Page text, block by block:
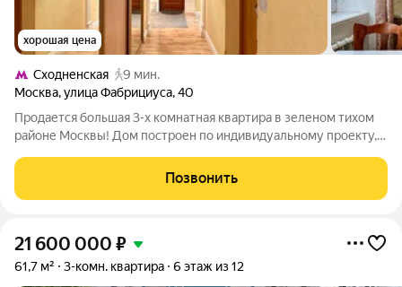
хорошая цена
Сходненская
9 мин.
Москва,улица Фабрициуса,40
Продается большая 3-х комнатная квартира в зеленом тихом
районе Москвы! Дом построен по индивидуальному проекту,
хорошая звукоизоляция. В доме выполнен капитальный
ремонт. -окна выходят на 2
Позвонить
21 600 000 ₽
61,7 м² 3-комн. квартира 6 этаж из 12